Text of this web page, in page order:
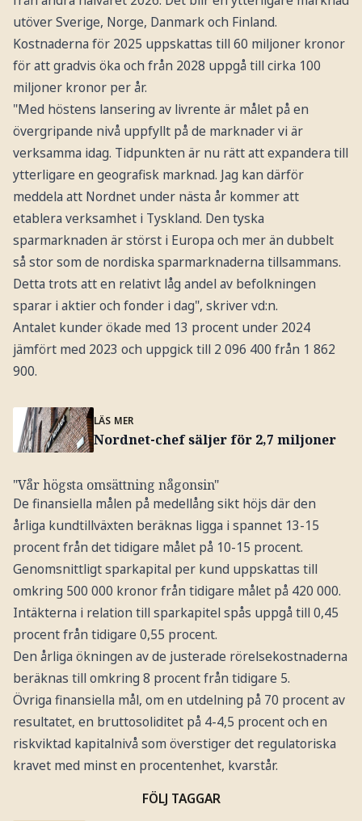
utöver Sverige, Norge, Danmark och Finland.
Kostnaderna för 2025 uppskattas till 60 miljoner kronor
för att gradvis öka och från 2028 uppgå till cirka 100
miljoner kronor per år.
"Med höstens lansering av livrente är målet på en
övergripande nivå uppfyllt på de marknader vi är
verksamma idag. Tidpunkten är nu rätt att expandera till
ytterligare en geografisk marknad. Jag kan därför
meddela att Nordnet under nästa år kommer att
etablera verksamhet i Tyskland. Den tyska
sparmarknaden är störst i Europa och mer än dubbelt
så stor som de nordiska sparmarknaderna tillsammans.
Detta trots att en relativt låg andel av befolkningen
sparar i aktier och fonder i dag", skriver vd:n.
Antalet kunder ökade med 13 procent under 2024
jämfört med 2023 och uppgick till 2 096 400 från 1 862
900.
LÄS MER
Nordnet-chef säljer för 2,7 miljoner
"Vår högsta omsättning någonsin"
De finansiella målen på medellång sikt höjs där den
årliga kundtillväxten beräknas ligga i spannet 13-15
procent från det tidigare målet på 10-15 procent.
Genomsnittligt sparkapital per kund uppskattas till
omkring 500 000 kronor från tidigare målet på 420 000.
Intäkterna i relation till sparkapitel spås uppgå till 0,45
procent från tidigare 0,55 procent.
Den årliga ökningen av de justerade rörelsekostnaderna
beräknas till omkring 8 procent från tidigare 5.
Övriga finansiella mål, om en utdelning på 70 procent av
resultatet, en bruttosoliditet på 4-4,5 procent och en
riskviktad kapitalnivå som överstiger det regulatoriska
kravet med minst en procentenhet, kvarstår.
FÖLJ TAGGAR